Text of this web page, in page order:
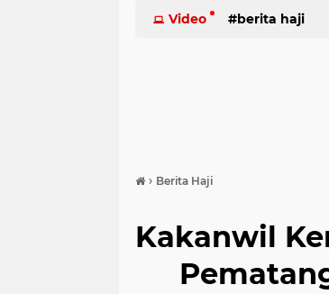
SUmatera Utara Wisata
Video berita haji
› Berita Haji
Kakanwil